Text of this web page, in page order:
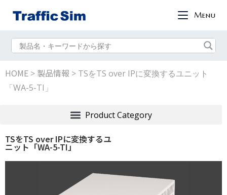
Menu
HOME > 製品情報 > TSをTS over IPに変換するユニット
「WA-5-TI」
TSをTS over IPに変換するユ
ニット「WA-5-TI」